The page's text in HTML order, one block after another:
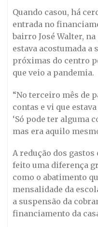
Quando casou, há
entrada no
bairro José Walter,
estava acostumada a
próximas do centro
que veio a pandemia.
“No terceiro mês de
contas e vi que
‘Só pode ter alguma
mas era aquilo
A redução dos
feito uma diferença
como o abatimento
mensalidade da
a suspensão da
financiamento da